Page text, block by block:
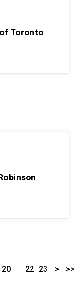
Toronto
20
22 23 > >>